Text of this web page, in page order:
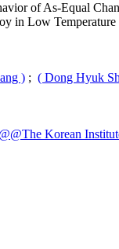
of As-Equal
in Low
) ; ( Dong Hyuk
Korean